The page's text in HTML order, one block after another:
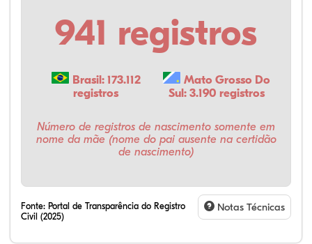
941 registros
Brasil: 173.112
registros
Mato Grosso Do
Sul: 3.190 registros
Número de registros de nascimento somente em
nome da mãe (nome do pai ausente na certidão
de nascimento)
Fonte: Portal de Transparência do Registro
Civil (2025)
Notas Técnicas